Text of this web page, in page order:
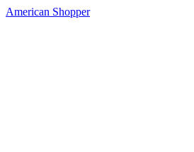
American Shopper